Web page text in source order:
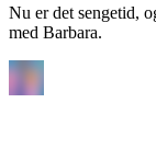
Nu er det sengetid,
med Barbara.